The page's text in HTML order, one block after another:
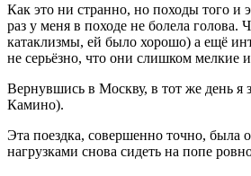
Как это ни странно, но походы того
раз у меня в походе не болела
катаклизмы, ей было хорошо) а ещё
не серьёзно, что они слишком мелкие
Вернувшись в Москву, в тот же день
Камино).
Эта поездка, совершенно точно, была
нагрузками снова сидеть на попе